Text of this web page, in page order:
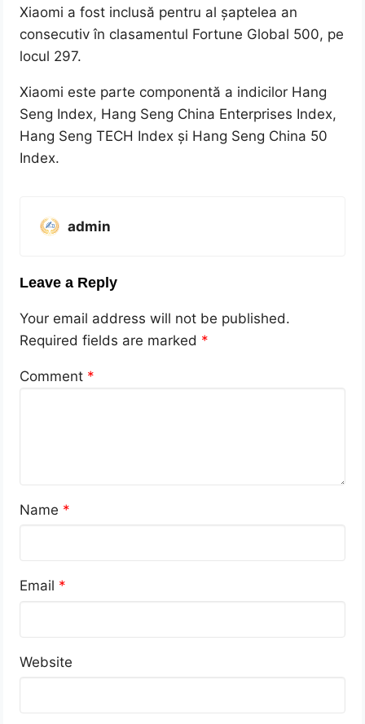
Xiaomi a fost inclusă pentru al șaptelea an
consecutiv în clasamentul Fortune Global 500, pe
locul 297.
Xiaomi este parte componentă a indicilor Hang
Seng Index, Hang Seng China Enterprises Index,
Hang Seng TECH Index și Hang Seng China 50
Index.
admin
Leave a Reply
Your email address will not be published.
Required fields are marked *
Comment *
Name *
Email *
Website